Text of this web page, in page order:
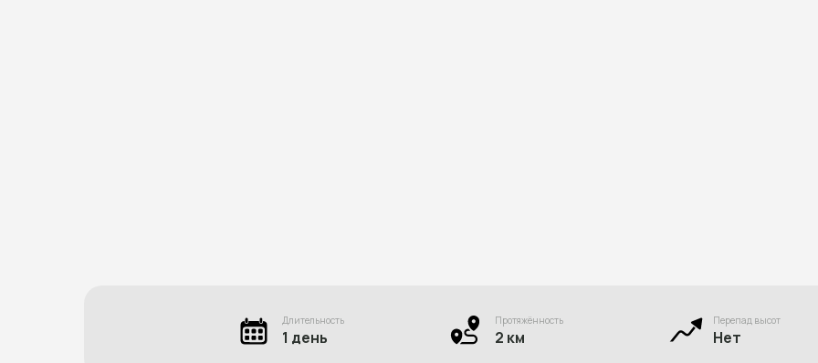
Перепад высот
Нет
Протяжённость
2 км
Длительность
1 день